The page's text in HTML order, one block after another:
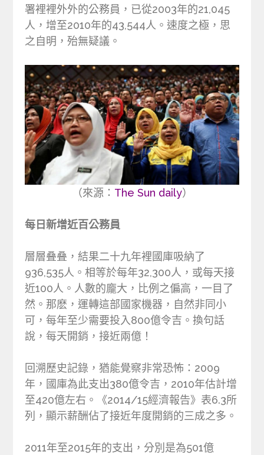
署裡裡外外的公務員，已從2003年的21,045
人，增至2010年的43,544人。速度之極，思
之自明，殆無疑議。
（來源： The Sun daily）
每日新增近百公務員
層層叠叠，結果二十九年裡國庫吸納了
936,535人。相等於每年32,300人，或每天接
近100人。人數的龐大，比例之偏高，一目了
然。那麽，運轉這部國家機器，自然非同小
可，每年至少需要投入800億令吉。換句話
說，每天開銷，接近兩億！
回溯歷史記錄，猶能覺察非常恐怖：2009
年，國庫為此支出380億令吉，2010年估計增
至420億左右。《2014/15經濟報告》表6.3所
列，顯示薪酬佔了接近年度開銷的三成之多。
2011年至2015年的支出，分別是為501億